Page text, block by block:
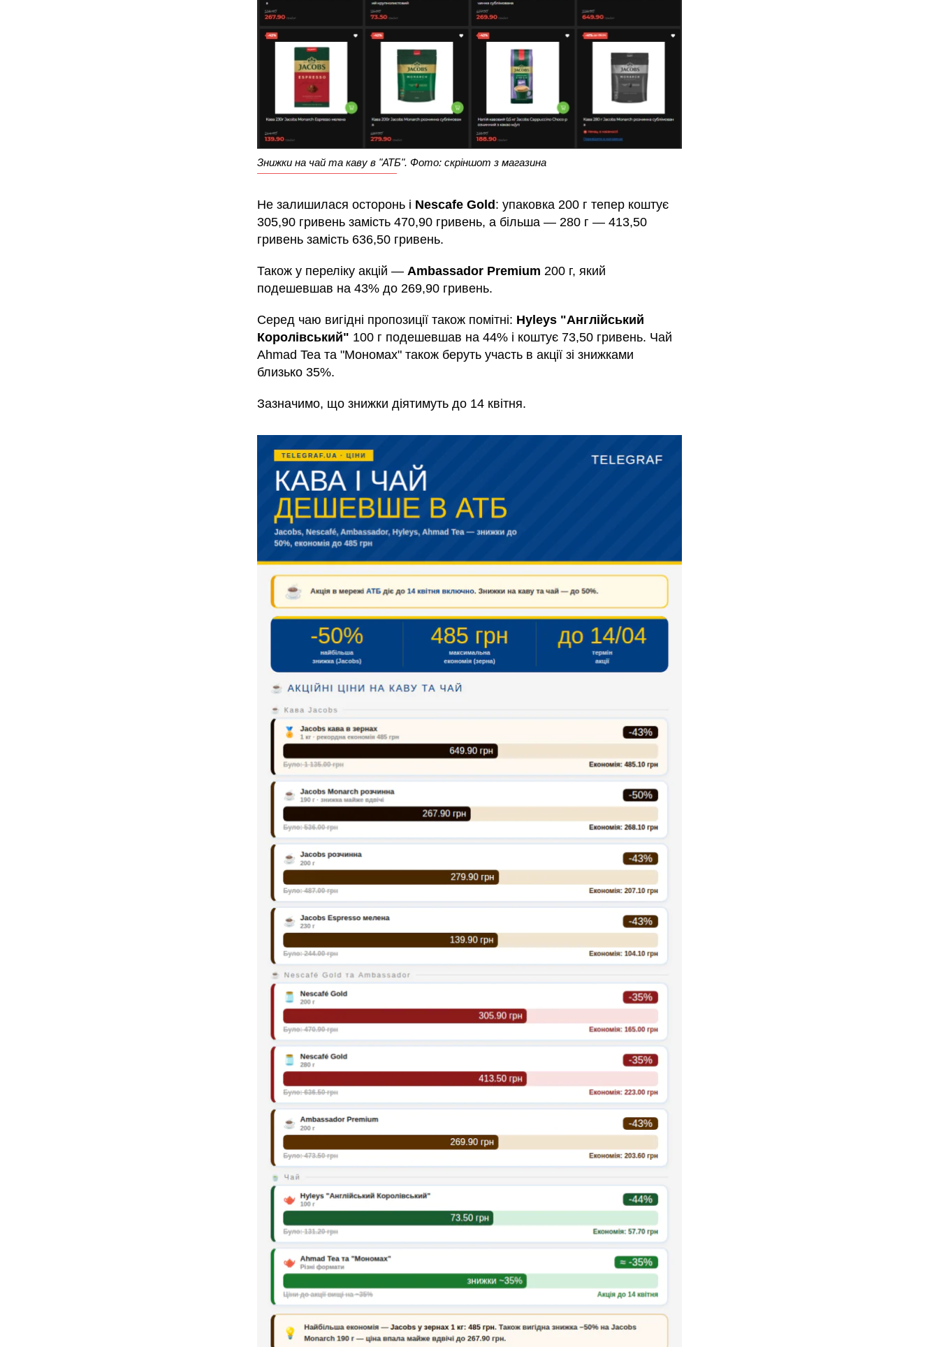
Знижки на чай та каву в "АТБ". Фото: скріншот з магазина
Не залишилася осторонь і Nescafe Gold : упаковка 200 г тепер коштує
305,90 гривень замість 470,90 гривень, а більша — 280 г — 413,50
гривень замість 636,50 гривень.
Також у переліку акцій — Ambassador Premium 200 г, який
подешевшав на 43% до 269,90 гривень.
Серед чаю вигідні пропозиції також помітні: Hyleys "Англійський
Королівський" 100 г подешевшав на 44% і коштує 73,50 гривень. Чай
Ahmad Tea та "Мономах" також беруть участь в акції зі знижками
близько 35%.
Зазначимо, що знижки діятимуть до 14 квітня.